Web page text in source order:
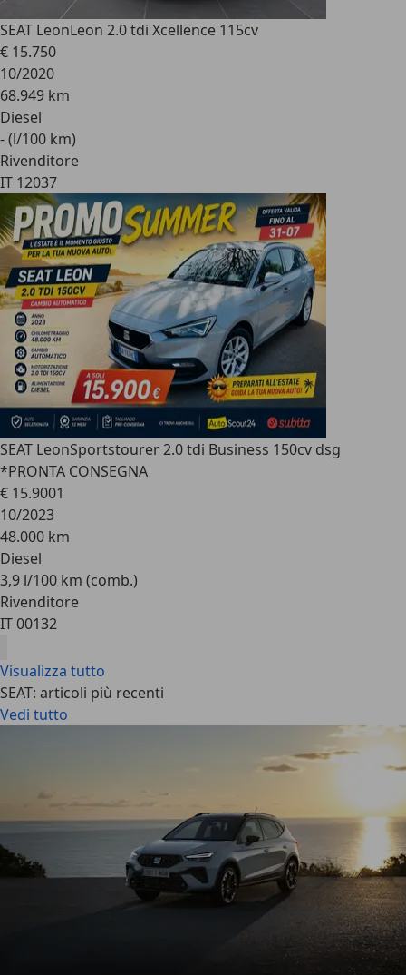
SEAT LeonLeon 2.0 tdi Xcellence 115cv
€ 15.750
10/2020
68.949 km
Diesel
- (l/100 km)
Rivenditore
IT 12037
SEAT LeonSportstourer 2.0 tdi Business 150cv dsg
*PRONTA CONSEGNA
€ 15.9001
10/2023
48.000 km
Diesel
3,9 l/100 km (comb.)
Rivenditore
IT 00132
Visualizza tutto
SEAT: articoli più recenti
Vedi tutto